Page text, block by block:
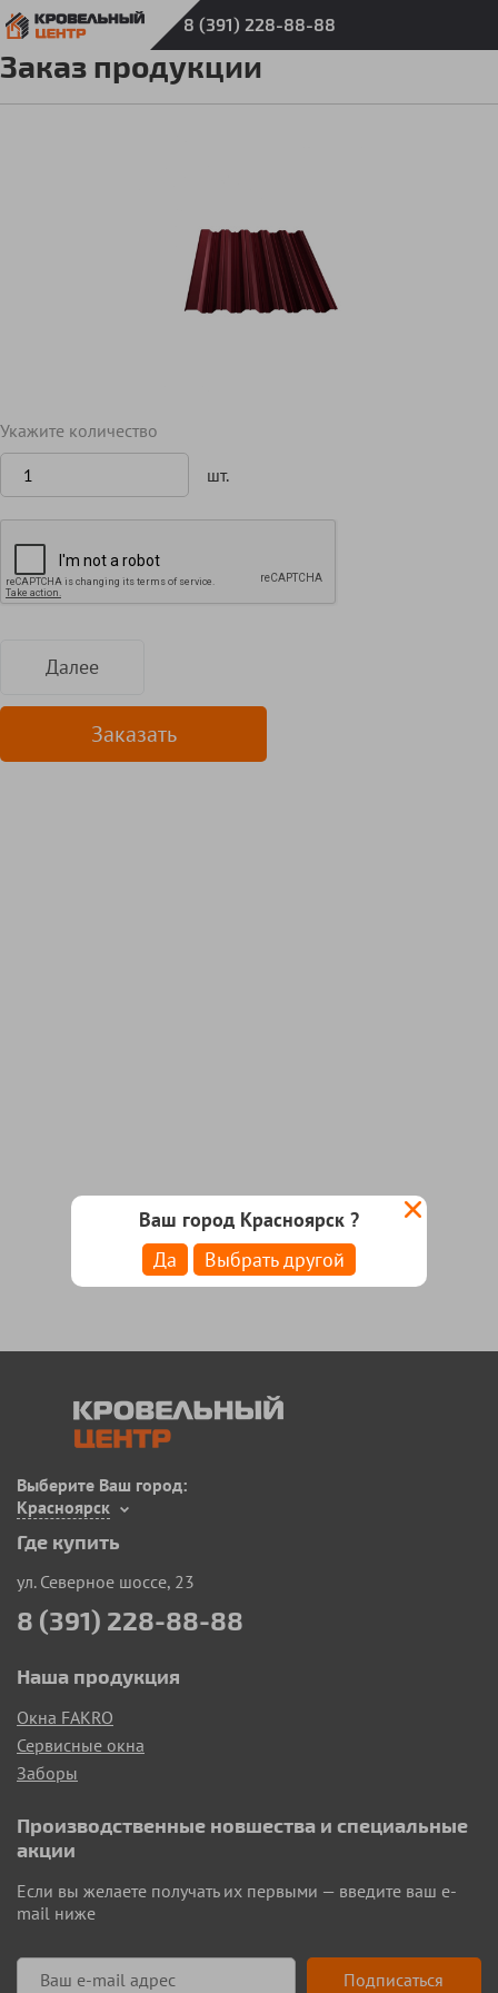
8 (391) 228-88-88
Ваш город Красноярск ?
Да
Выбрать другой
Заказ продукции
Укажите количество
шт.
Далее
Заказать
Выберите Ваш город:
Красноярск
Где купить
ул. Северное шоссе, 23
8 (391) 228-88-88
Наша продукция
Окна FAKRO
Сервисные окна
Заборы
Производственные новшества и специальные
акции
Если вы желаете получать их первыми — введите ваш e-
mail ниже
Подписаться